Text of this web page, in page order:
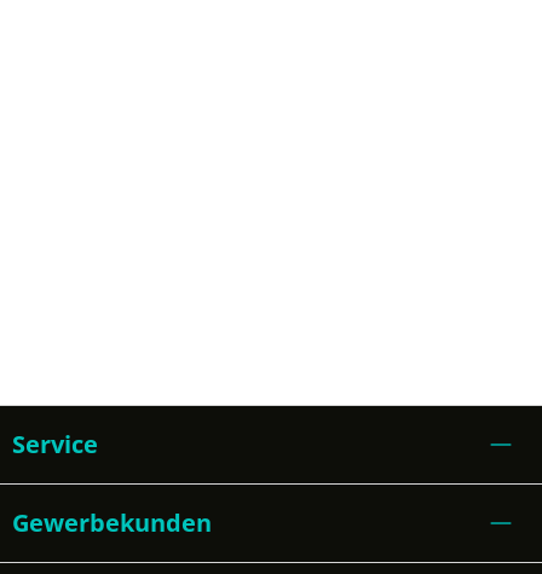
Service
Gewerbekunden